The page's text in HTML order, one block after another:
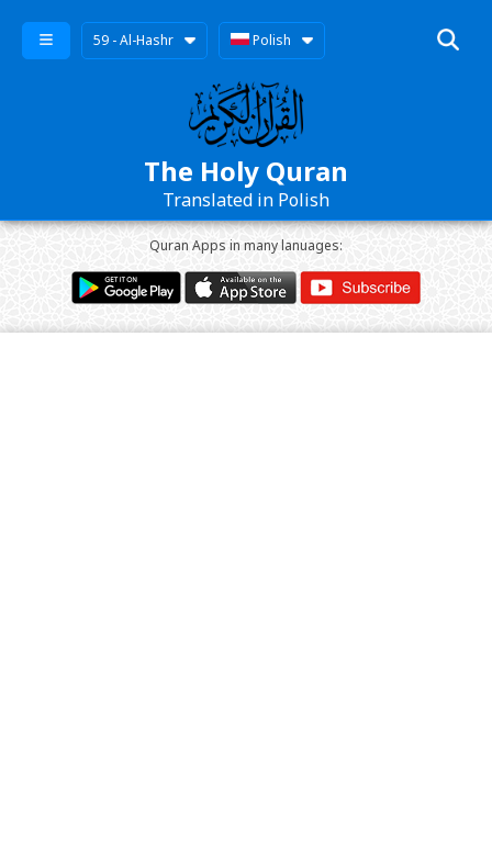
59 - Al-Hashr Polish
The Holy Quran
Translated in Polish
Quran Apps in many lanuages: